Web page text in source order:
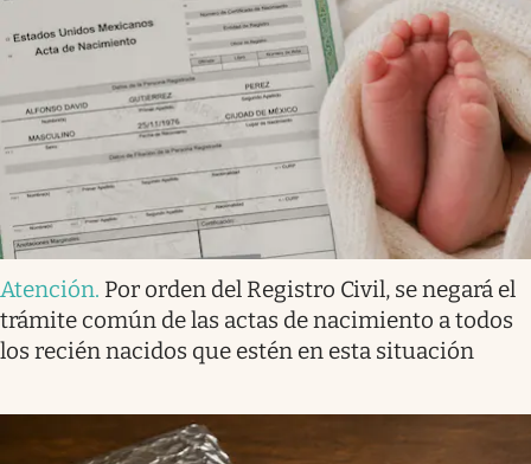
Atención. Por orden del Registro Civil, se negará el
trámite común de las actas de nacimiento a todos
los recién nacidos que estén en esta situación